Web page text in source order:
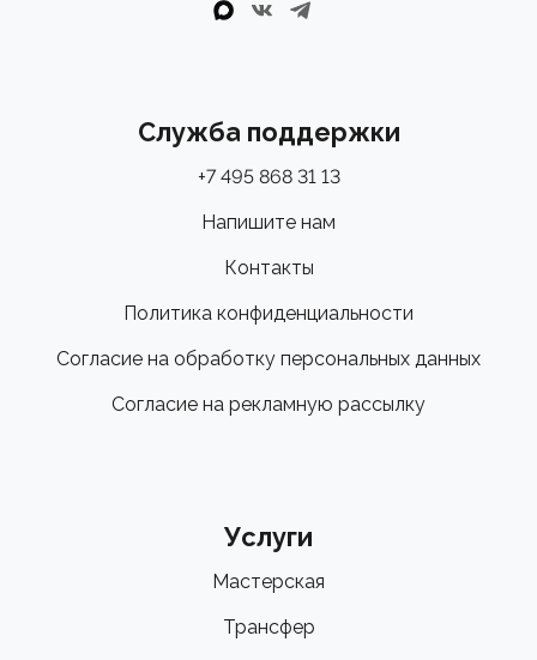
Служба поддержки
+7 495 868 31 13
Напишите нам
Контакты
Политика конфиденциальности
Согласие на обработку персональных данных
Согласие на рекламную рассылку
Услуги
Мастерская
Трансфер